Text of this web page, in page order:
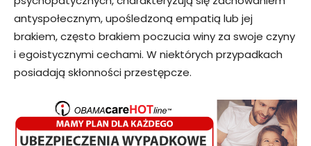
antyspołecznym, upośledzoną empatią lub jej
brakiem, często brakiem poczucia winy za swoje czyny
i egoistycznymi cechami. W niektórych przypadkach
posiadają skłonności przestępcze.